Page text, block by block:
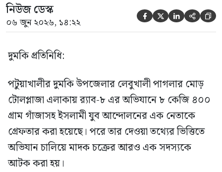
নিউজ ডেস্ক
০৬ জুন ২০২৬, ১৪:২২     
দুমকি প্রতিনিধি:
পটুয়াখালীর দুমকি উপজেলার লেবুখালী পাগলার মোড়
টোলপ্লাজা এলাকায় র‍্যাব-৮ এর অভিযানে ৮ কেজি ৪০০
গ্রাম গাঁজাসহ ইসলামী যুব আন্দোলনের এক নেতাকে
গ্রেফতার করা হয়েছে। পরে তার দেওয়া তথ্যের ভিত্তিতে
অভিযান চালিয়ে মাদক চক্রের আরও এক সদস্যকে
আটক করা হয়।